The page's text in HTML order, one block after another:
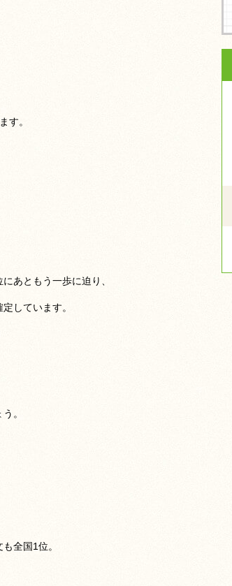
す。
あともう一歩に迫り、
しています。
。
全国1位。